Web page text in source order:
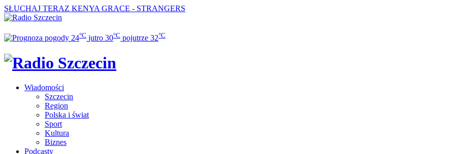
SŁUCHAJ TERAZ KENYA GRACE - STRANGERS
24°C jutro 30°C pojutrze 32°C
Wiadomości
Szczecin
Region
Polska i świat
Sport
Kultura
Biznes
Podcasty